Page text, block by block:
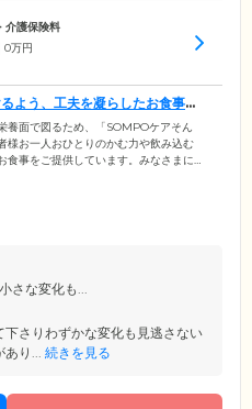
介護保険料
0万円
よう、工夫を凝らしたお食事を
養面で図るため、「SOMPOケアそん
様お一人おひとりのかむ力や飲み込む
食事をご提供しています。みなさまに
ギー食や糖尿病食といった病態食にも
との「お祝い膳」や「特別メニュ
さな変化も...
さりわずかな変化も見逃さない
あり... 続きを見る